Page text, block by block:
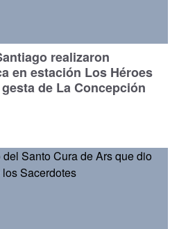
realizaron
en estación Los Héroes
de La Concepción